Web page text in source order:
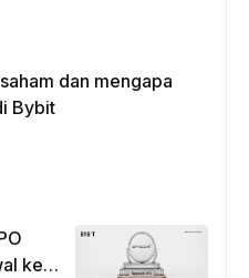
dan mengapa
Bybit
ke